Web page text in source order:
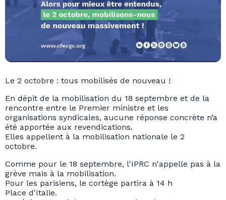
Le 2 octobre : tous mobilisés de nouveau !
En dépit de la mobilisation du 18 septembre et de la
rencontre entre le Premier ministre et les
organisations syndicales, aucune réponse concrète n’a
été apportée aux revendications.
Elles appellent à la mobilisation nationale le 2
octobre.
Comme pour le 18 septembre, l'IPRC n'appelle pas à la
grève mais à la mobilisation.
Pour les parisiens, le cortège partira à 14 h
Place d'Italie.